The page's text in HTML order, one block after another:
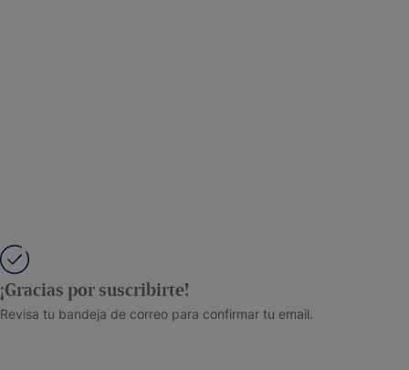
¡Gracias por suscribirte!
Revisa tu bandeja de correo para confirmar tu email.